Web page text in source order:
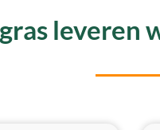
leveren